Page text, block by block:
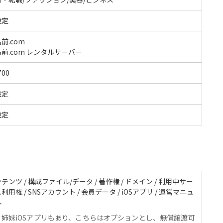
前.com
前.com レンタルサーバー
テンツ / 構成ファイル/データ / 著作権 / ドメイン / 利用中サー
利用権 / SNSアカウント / 会員データ / iOSアプリ / 運営マニュ
姉妹iOSアプリもあり、こちらはオプションとし、無償譲渡可